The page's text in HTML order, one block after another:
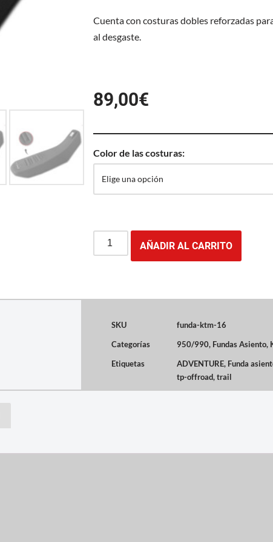
Cuenta con costuras dobles reforzadas
al desgaste.
89,00€
Color de las costuras:
AÑADIR AL CARRITO
SKU
funda-ktm-16
Categorías
950/990, Fundas Asiento,
Etiquetas
ADVENTURE, Funda
tp-offroad,trail